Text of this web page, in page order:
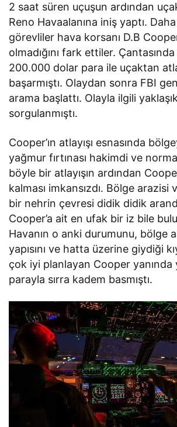
2 saat süren uçuşun ardından
Reno Havaalanına iniş yaptı.
görevliler hava korsanı D.B
olmadığını fark ettiler. Çantasında
200.000 dolar para ile uçaktan
başarmıştı. Olaydan sonra FBI
arama başlattı. Olayla ilgili
sorgulanmıştı.
Cooper’ın atlayışı esnasında
yağmur fırtınası hakimdi ve
böyle bir atlayışın ardından
kalması imkansızdı. Bölge arazisi
bir nehrin çevresi didik didik
Cooper’a ait en ufak bir iz bile
Havanın o anki durumunu, bölge
yapısını ve hatta üzerine giydiği
çok iyi planlayan Cooper
parayla sırra kadem basmıştı.